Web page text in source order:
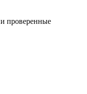
проверенные